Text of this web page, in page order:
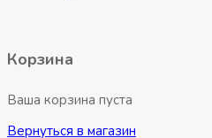
Корзина
Ваша корзина пуста
Вернуться в магазин